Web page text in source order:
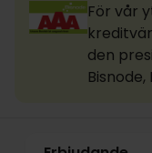
För vår
den